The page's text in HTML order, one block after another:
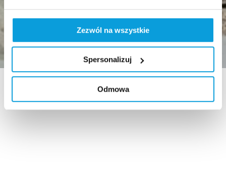
Zezwól na wszystkie
Spersonalizuj
Odmowa